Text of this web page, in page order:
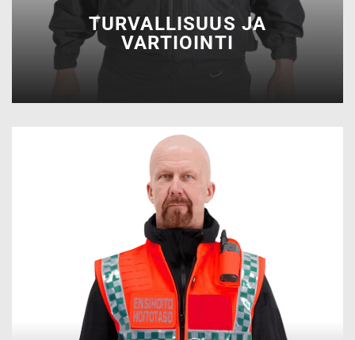
TURVALLISUUS JA
VARTIOINTI